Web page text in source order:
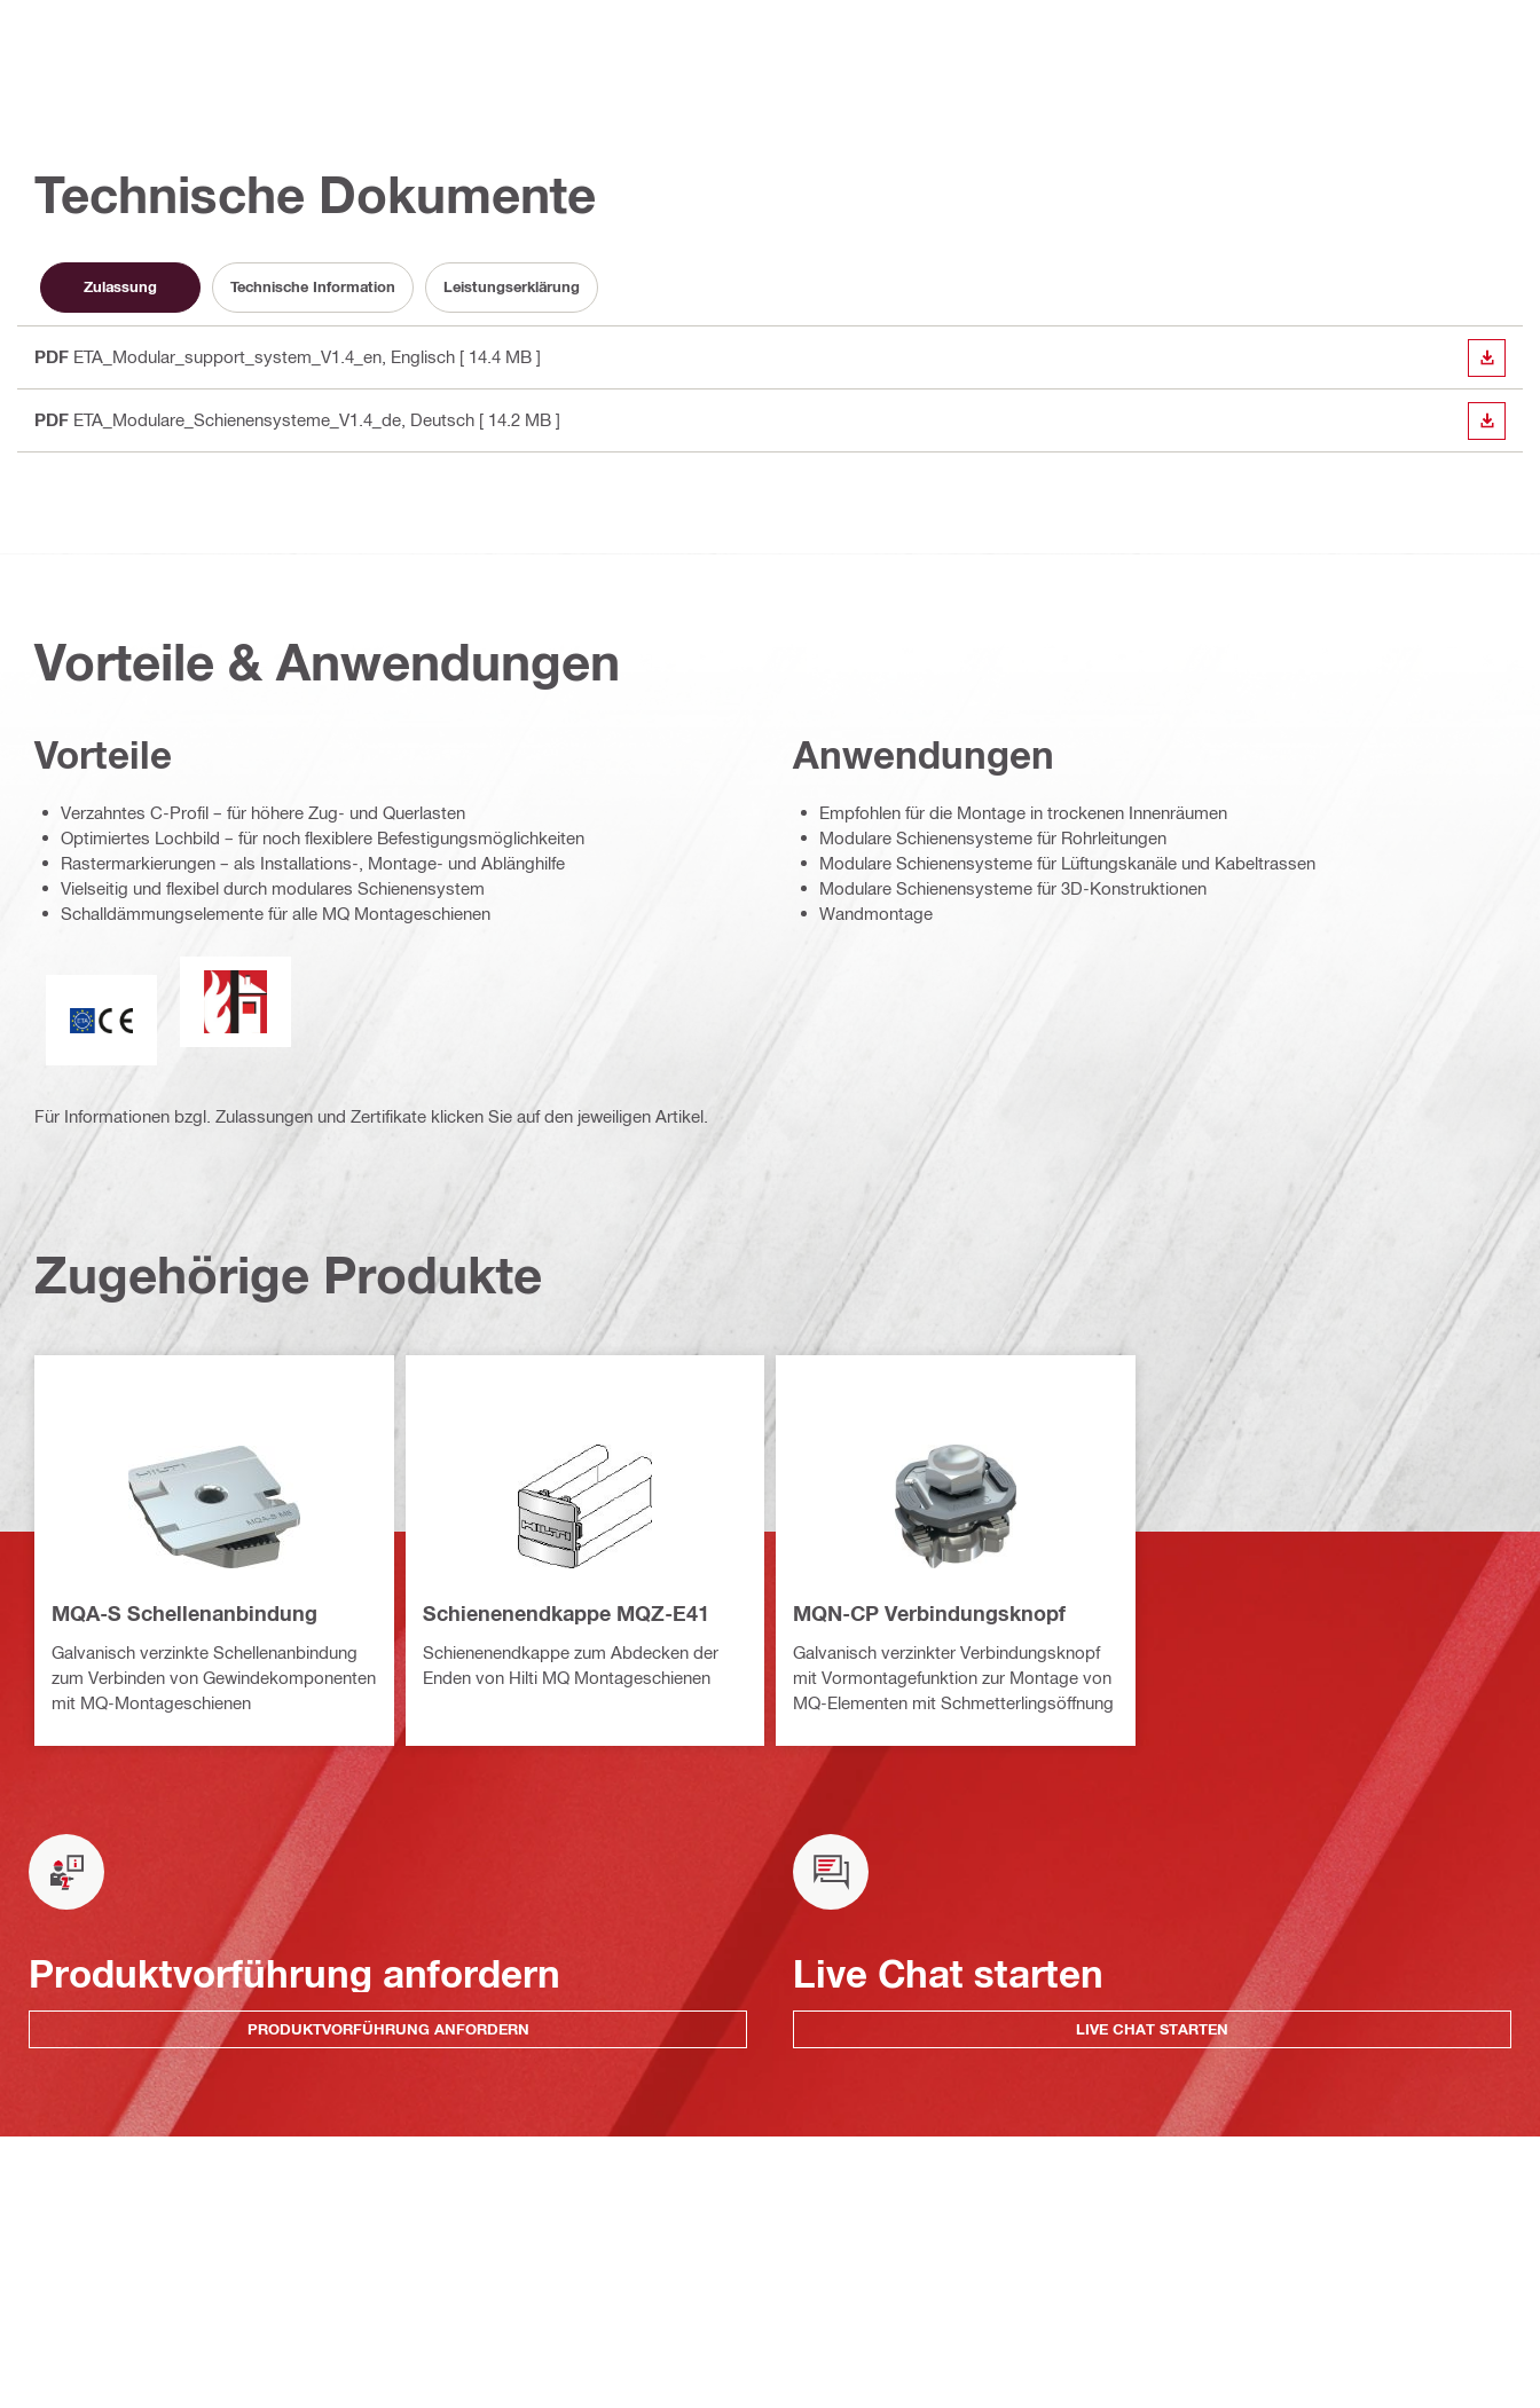
Technische Dokumente
Zulassung Technische Information Leistungserklärung
PDF ETA_Modular_support_system_V1.4_en , Englisch [ 14.4 MB ]
PDF ETA_Modulare_Schienensysteme_V1.4_de , Deutsch [ 14.2 MB ]
Vorteile & Anwendungen
Vorteile
Verzahntes C-Profil – für höhere Zug- und Querlasten
Optimiertes Lochbild – für noch flexiblere Befestigungsmöglichkeiten
Rastermarkierungen – als Installations-, Montage- und Ablänghilfe
Vielseitig und flexibel durch modulares Schienensystem
Schalldämmungselemente für alle MQ Montageschienen
Produkte aus dieser Gruppe bieten veröffentlichte Angaben zur Feuerwiderstandsklasse.
Anwendungen
Empfohlen für die Montage in trockenen Innenräumen
Modulare Schienensysteme für Rohrleitungen
Modulare Schienensysteme für Lüftungskanäle und Kabeltrassen
Modulare Schienensysteme für 3D-Konstruktionen
Wandmontage
Für Informationen bzgl. Zulassungen und Zertifikate klicken Sie auf den jeweiligen Artikel.
Zugehörige Produkte
MQA-S Schellenanbindung
Galvanisch verzinkte Schellenanbindung
zum Verbinden von Gewindekomponenten
mit MQ-Montageschienen
Schienenendkappe MQZ-E41
Schienenendkappe zum Abdecken der
Enden von Hilti MQ Montageschienen
MQN-CP Verbindungsknopf
Galvanisch verzinkter Verbindungsknopf
mit Vormontagefunktion zur Montage von
MQ-Elementen mit Schmetterlingsöffnung
Produktvorführung anfordern
PRODUKTVORFÜHRUNG ANFORDERN
Live Chat starten
LIVE CHAT STARTEN